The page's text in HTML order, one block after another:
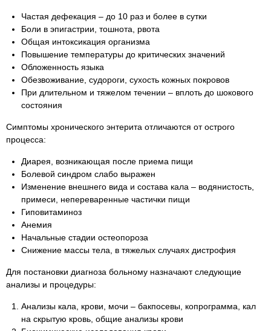
Частая дефекация – до 10 раз и более в сутки
Боли в эпигастрии, тошнота, рвота
Общая интоксикация организма
Повышение температуры до критических значений
Обложенность языка
Обезвоживание, судороги, сухость кожных покровов
При длительном и тяжелом течении – вплоть до шокового
состояния
Симптомы хронического энтерита отличаются от острого
процесса:
Диарея, возникающая после приема пищи
Болевой синдром слабо выражен
Изменение внешнего вида и состава кала – водянистость,
примеси, непереваренные частички пищи
Гиповитаминоз
Анемия
Начальные стадии остеопороза
Снижение массы тела, в тяжелых случаях дистрофия
Для постановки диагноза больному назначают следующие
анализы и процедуры:
Анализы кала, крови, мочи – бакпосевы, копрограмма, кал
на скрытую кровь, общие анализы крови